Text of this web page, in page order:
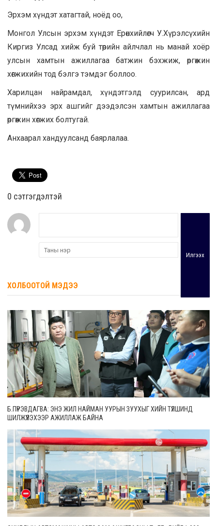
Эрхэм хүндэт хатагтай, ноёд оо,
Монгол Улсын эрхэм хүндэт Ерөнхийлөгч У.Хүрэлсүхийн
Киргиз Улсад хийж буй төрийн айлчлал нь манай хоёр
улсын хамтын ажиллагаа батжин бэхжиж, өргөжин
хөгжихийн тод бэлгэ тэмдэг боллоо.
Харилцан найрамдал, хүндэтгэлд суурилсан, ард
түмнийхээ эрх ашгийг дээдэлсэн хамтын ажиллагаа
өргөжин хөгжих болтугай.
Анхаарал хандуулсанд баярлалаа.
0 cэтгэгдэлтэй
Илгээх
ХОЛБООТОЙ МЭДЭЭ
Б.ПҮРЭВДАГВА: ЭНЭ ЖИЛ НАЙМАН УУРЫН ЗУУХЫГ ХИЙН ТҮЛШИНД
ШИЛЖҮҮЛЭХЭЭР АЖИЛЛАЖ БАЙНА